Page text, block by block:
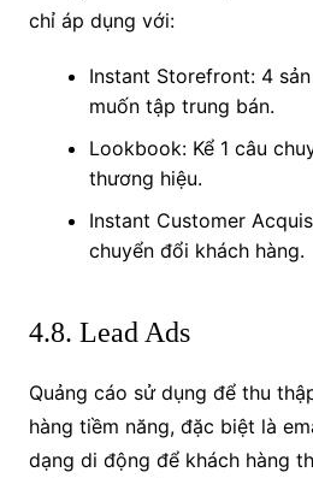
chỉ áp dụng với:
Instant Storefront: 4
muốn tập trung bán.
Lookbook: Kể 1 câu
thương hiệu.
Instant Customer
chuyển đổi khách hàng.
4.8. Lead Ads
Quảng cáo sử dụng để thu
hàng tiềm năng, đặc biệt là
dạng di động để khách hàng